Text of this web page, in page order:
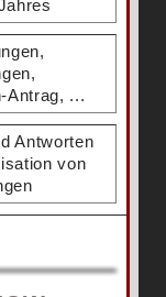
Antrag, ...
Antworten
von